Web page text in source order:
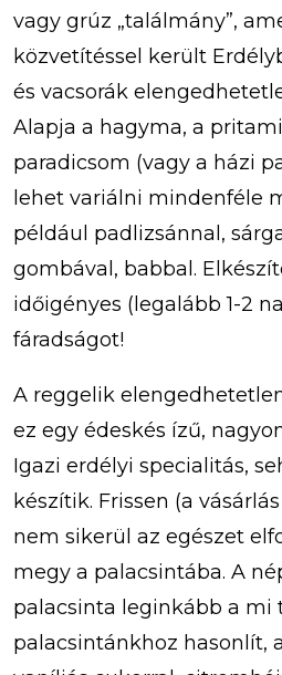
vagy grúz „találmány”,
közvetítéssel került
és vacsorák
Alapja a hagyma, a
paradicsom (vagy a házi
lehet variálni mindenféle
például padlizsánnal,
gombával, babbal.
időigényes (legalább 1-2
fáradságot!
A reggelik
ez egy édeskés ízű,
Igazi erdélyi specialitás,
készítik. Frissen (a
nem sikerül az egészet
megy a palacsintába. A
palacsinta leginkább a mi
palacsintánkhoz hasonlít,